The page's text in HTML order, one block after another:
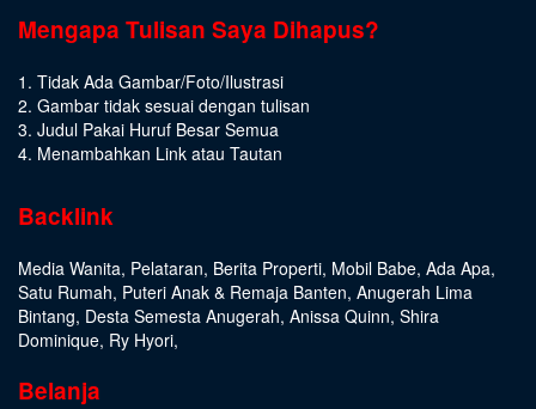
Mengapa Tulisan Saya Dihapus?
1. Tidak Ada Gambar/Foto/Ilustrasi
2. Gambar tidak sesuai dengan tulisan
3. Judul Pakai Huruf Besar Semua
4. Menambahkan Link atau Tautan
Backlink
Media Wanita, Pelataran, Berita Properti, Mobil Babe, Ada Apa,
Satu Rumah, Puteri Anak & Remaja Banten, Anugerah Lima
Bintang, Desta Semesta Anugerah, Anissa Quinn, Shira
Dominique, Ry Hyori,
Belanja